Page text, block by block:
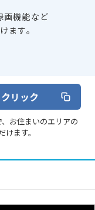
画機能など
ます。
リック
お住まいのエリアの
ます。